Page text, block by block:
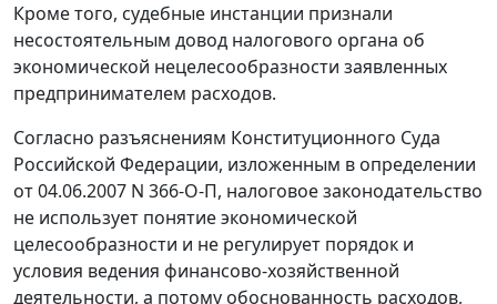
Кроме того, судебные инстанции признали
несостоятельным довод налогового органа об
экономической нецелесообразности заявленных
предпринимателем расходов.
Согласно разъяснениям Конституционного Суда
Российской Федерации, изложенным в определении
от 04.06.2007 N 366-О-П, налоговое законодательство
не использует понятие экономической
целесообразности и не регулирует порядок и
условия ведения финансово-хозяйственной
деятельности, а потому обоснованность расходов,